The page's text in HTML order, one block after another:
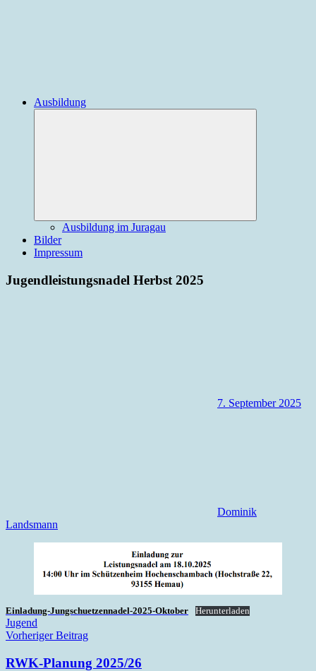
Ausbildung
Ausbildung im Juragau
Bilder
Impressum
Jugendleistungsnadel Herbst 2025
7. September 2025
Dominik
Landsmann
Einladung-Jungschuetzennadel-2025-Oktober Herunterladen
Jugend
Beitrags-
Navigation
Vorheriger Beitrag
RWK-Planung 2025/26